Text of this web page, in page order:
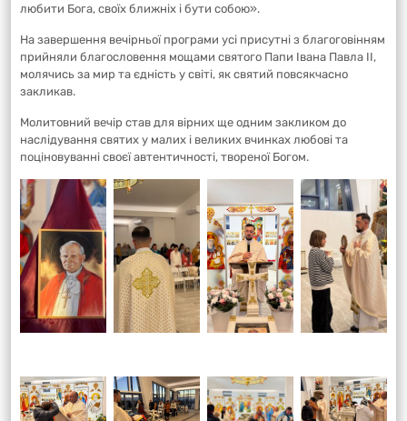
любити Бога, своїх ближніх і бути собою».
На завершення вечірньої програми усі присутні з благоговінням
прийняли благословення мощами святого Папи Івана Павла II,
молячись за мир та єдність у світі, як святий повсякчасно
закликав.
Молитовний вечір став для вірних ще одним закликом до
наслідування святих у малих і великих вчинках любові та
поціновуванні своєї автентичності, твореної Богом.